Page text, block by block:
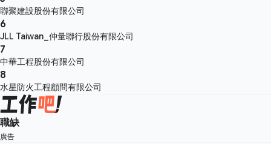
聯聚建設股份有限公司
6
JLL Taiwan_仲量聯行股份有限公司
7
中華工程股份有限公司
8
水星防火工程顧問有限公司
職缺
廣告